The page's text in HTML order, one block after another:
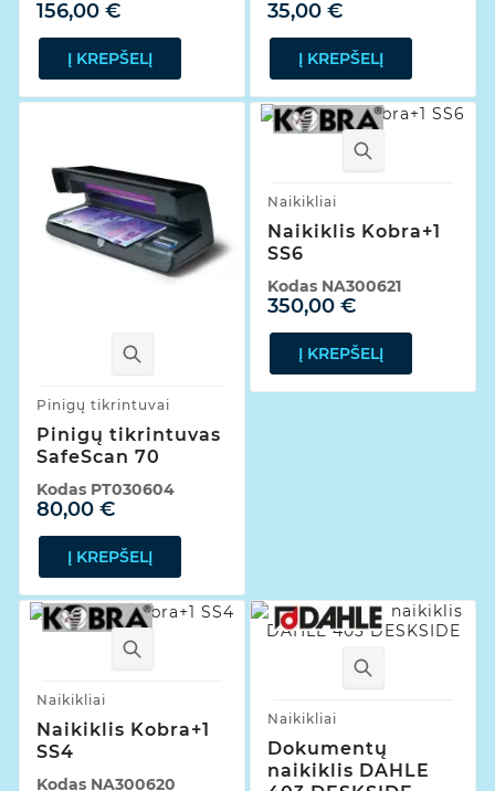
156,00 €
Į KREPŠELĮ
35,00 €
Į KREPŠELĮ
Pinigų tikrintuvai
Pinigų tikrintuvas
SafeScan 70
80,00 €
Kodas PT030604
Į KREPŠELĮ
Naikikliai
Naikiklis Kobra+1
SS6
350,00 €
Kodas NA300621
Į KREPŠELĮ
Naikikliai
Naikiklis Kobra+1
SS4
Kodas NA300620
Naikikliai
Dokumentų
naikiklis DAHLE